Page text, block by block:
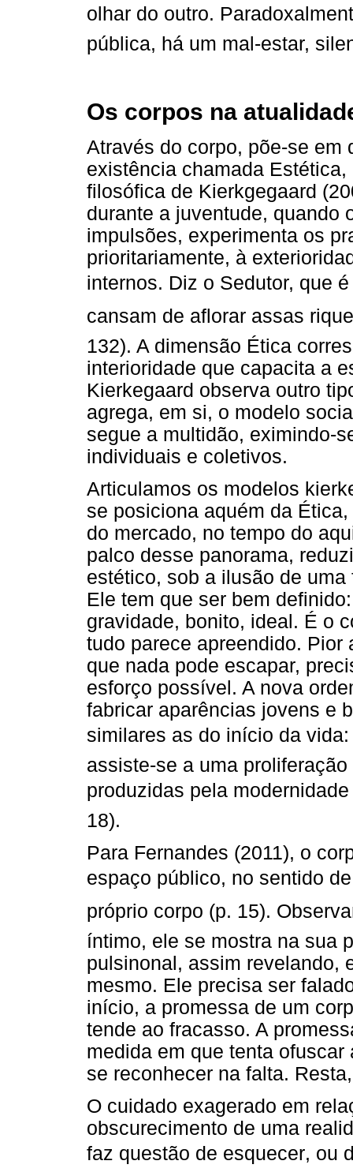
olhar do outro.
pública, há um mal-estar,
Os corpos na
Através do corpo, põe-se em
existência chamada
filosófica de Kierkgegaard
durante a juventude, quando
impulsões, experimenta os
prioritariamente, à
internos. Diz o Sedutor, que
cansam de aflorar assas
132). A dimensão Ética
interioridade que capacita a
Kierkegaard observa outro
agrega, em si, o modelo
segue a multidão, eximindo-
individuais e coletivos.
Articulamos os modelos
se posiciona aquém da
do mercado, no tempo do
palco desse panorama,
estético, sob a ilusão de
Ele tem que ser bem
gravidade, bonito, ideal. É o
tudo parece apreendido.
que nada pode escapar,
esforço possível. A nova
fabricar aparências jovens e
similares as do início da vida:
assiste-se a uma
produzidas pela
18).
Para Fernandes (2011), o
espaço público, no sentido
próprio corpo (p. 15).
íntimo, ele se mostra na sua
pulsinonal, assim revelando,
mesmo. Ele precisa ser
início, a promessa de um
tende ao fracasso. A
medida em que tenta
se reconhecer na falta.
O cuidado exagerado em
obscurecimento de uma
faz questão de esquecer,